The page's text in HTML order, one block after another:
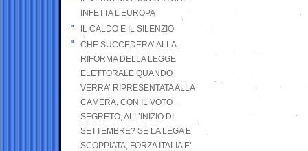
INFETTA L’EUROPA
IL CALDO E IL SILENZIO
CHE SUCCEDERA’ ALLA
RIFORMA DELLA LEGGE
ELETTORALE QUANDO
VERRA’ RIPRESENTATA ALLA
CAMERA, CON IL VOTO
SEGRETO, ALL’INIZIO DI
SETTEMBRE? SE LA LEGA E’
SCOPPIATA, FORZA ITALIA E’